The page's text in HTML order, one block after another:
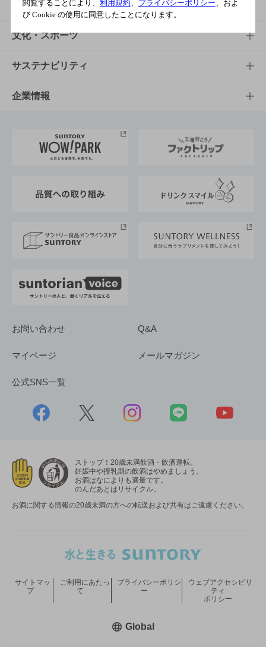
商品TOP
商品一覧
商品発売情報
栄養成分一覧
知る・楽しむ
知る・楽しむTOP
キャンペーン
工場見学
地域情報
文化・スポーツ
文化・スポーツTOP
サントリーホール
サントリーサンバーズ大阪
サステナビリティ
サステナビリティTOP
サントリーが考えるサステナビリティ経営
企業情報
企業概要
採用情報
お問い合わせ Q&A
マイページ メールマガジン
公式SNS一覧
ストップ！20歳未満飲酒・飲酒運転。
妊娠中や授乳期の飲酒はやめましょう。
お酒はなによりも適量です。
のんだあとはリサイクル。
お酒に関する情報の20歳未満の方への転送および共有はご遠慮ください。
サイトマッ
プ
ご利用にあたっ
て
プライバシーポリシ
ー
ウェブアクセシビリ
ティ
ポリシー
Global新しいウィンドウで開く
閲覧することにより、 利用規約、 プライバシーポリシー、およ
び Cookie の使用に同意したことになります。